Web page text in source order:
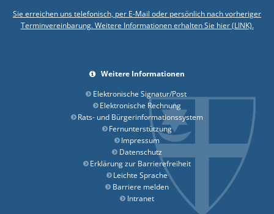
Sie erreichen uns telefonisch, per E-Mail oder persönlich nach vorheriger
Terminvereinbarung. Weitere Informationen erhalten Sie hier (LINK).
Weitere Informationen
Elektronische Signatur/Post
Elektronische Rechnung
Rats- und Bürgerinformationssystem
Fernunterstützung
Impressum
Datenschutz
Erklärung zur Barrierefreiheit
Leichte Sprache
Barriere melden
Intranet